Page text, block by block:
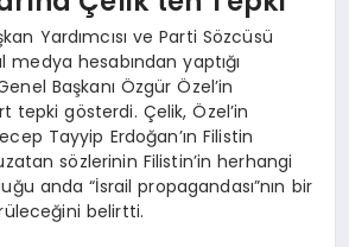
Yardımcısı ve Parti Sözcüsü
medya hesabından yaptığı
Başkanı Özgür Özel’in
tepki gösterdi. Çelik, Özel’in
Tayyip Erdoğan’ın Filistin
sözlerinin Filistin’in herhangi
anda “İsrail propagandası”nın bir
belirtti.